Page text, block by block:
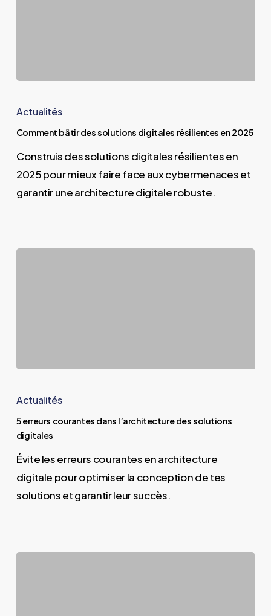
bâtir
digitales
résilientes
en
Actualités
Comment bâtir des solutions digitales résilientes en 2025
Construis des solutions digitales résilientes en
2025 pour mieux faire face aux cybermenaces et
garantir une architecture digitale robuste.
erreurs
dans
l’architecture
solutions
Actualités
5 erreurs courantes dans l’architecture des solutions
digitales
Évite les erreurs courantes en architecture
digitale pour optimiser la conception de tes
solutions et garantir leur succès.